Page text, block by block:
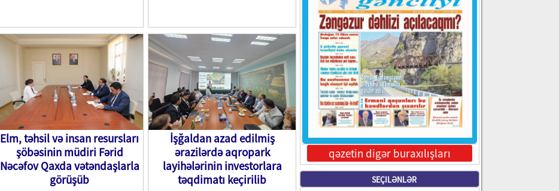
Elm, təhsil və insan resursları
şöbəsinin müdiri Fərid
Nəcəfov Qaxda vətəndaşlarla
görüşüb
İşğaldan azad edilmiş
ərazilərdə aqropark
layihələrinin investorlara
təqdimatı keçirilib
qəzetin digər buraxılışları
SEÇILƏNLƏR